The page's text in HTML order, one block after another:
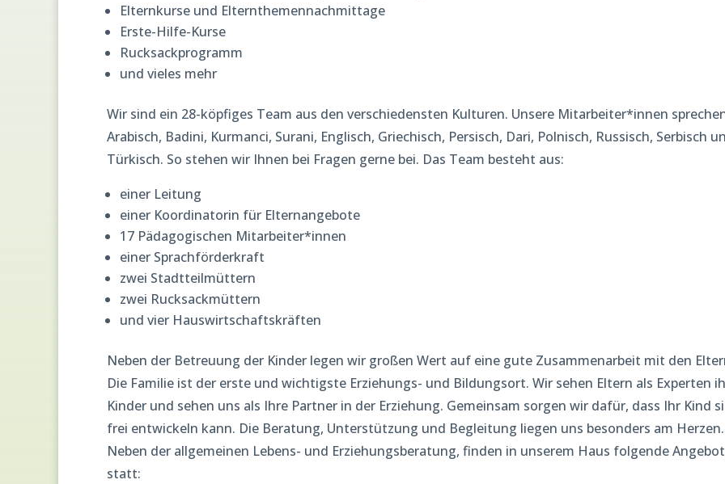
Elternkurse und Elternthemennachmittage
Erste-Hilfe-Kurse
Rucksackprogramm
und vieles mehr
Wir sind ein 28-köpfiges Team aus den verschiedensten Kulturen. Unsere Mitarbeiter*innen
Arabisch, Badini, Kurmanci, Surani, Englisch, Griechisch, Persisch, Dari, Polnisch, Russisch, Serbisch
Türkisch. So stehen wir Ihnen bei Fragen gerne bei. Das Team besteht aus:
einer Leitung
einer Koordinatorin für Elternangebote
17 Pädagogischen Mitarbeiter*innen
einer Sprachförderkraft
zwei Stadtteilmüttern
zwei Rucksackmüttern
und vier Hauswirtschaftskräften
Neben der Betreuung der Kinder legen wir großen Wert auf eine gute Zusammenarbeit mit den
Die Familie ist der erste und wichtigste Erziehungs- und Bildungsort. Wir sehen Eltern als Experten
Kinder und sehen uns als Ihre Partner in der Erziehung. Gemeinsam sorgen wir dafür, dass Ihr Kind
frei entwickeln kann. Die Beratung, Unterstützung und Begleitung liegen uns besonders am Herzen.
Neben der allgemeinen Lebens- und Erziehungsberatung, finden in unserem Haus folgende
statt: